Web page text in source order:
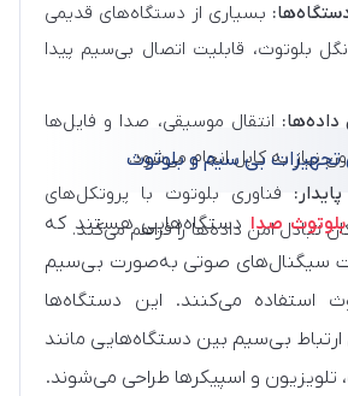
بسیاری از دستگاه‌های قدیمی
بلوتوث، قابلیت اتصال بی‌سیم پیدا
انتقال موسیقی، صدا و فایل‌ها
نیاز به کابل انجام می‌شود.
فناوری بلوتوث با پروتکل‌های
تبادل امن داده‌ها را فراهم می‌کند.
تجهیزات بی سیم و بلوتوث
صدادستگاه‌هایی هستند که
سیگنال‌های صوتی به‌صورت بی‌سیم
استفاده می‌کنند. این دستگاه‌ها
ارتباط بی‌سیم بین دستگاه‌هایی مانند
تلویزیون و اسپیکرها طراحی می‌شوند.